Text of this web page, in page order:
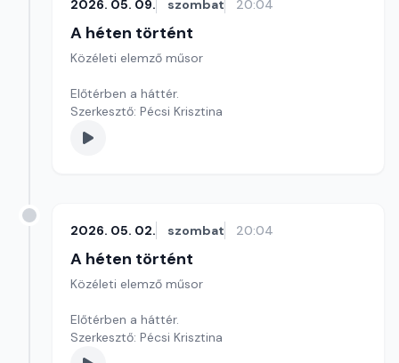
2026. 05. 09. szombat 20:04
A héten történt
Közéleti elemző műsor
Előtérben a háttér.
Szerkesztő: Pécsi Krisztina
2026. 05. 02. szombat 20:04
A héten történt
Közéleti elemző műsor
Előtérben a háttér.
Szerkesztő: Pécsi Krisztina